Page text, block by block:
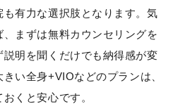
有力な選択肢となります。気
まずは無料カウンセリングを
明を聞くだけでも納得感が変
い全身+VIOなどのプランは、
くと安心です。